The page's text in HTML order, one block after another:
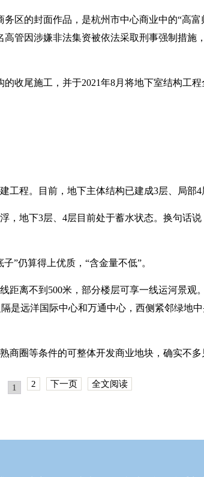
区的封面作品，是杭州市中心商业中的“高
管因涉嫌非法集资被依法采取刑事强制措施
收尾施工，并于2021年8月将地下室结构工程
工程。目前，地下主体结构已建成3层、局部4
，地下3层、4层目前处于蓄水状态。换句话
”仍算得上优质，“含金量不低”。
距离不到500米，部分楼层可享一线运河景观
是远洋国际中心和万通中心，西侧紧邻绿地
商圈等条件的可整体开发商业地块，确实不多
1 2 下一页 全文阅读